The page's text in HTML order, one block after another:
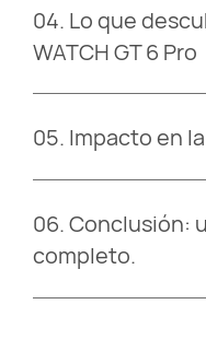
04. Lo que
WATCH GT 6 Pro
05. Impacto en
06.Conclusión:
completo.